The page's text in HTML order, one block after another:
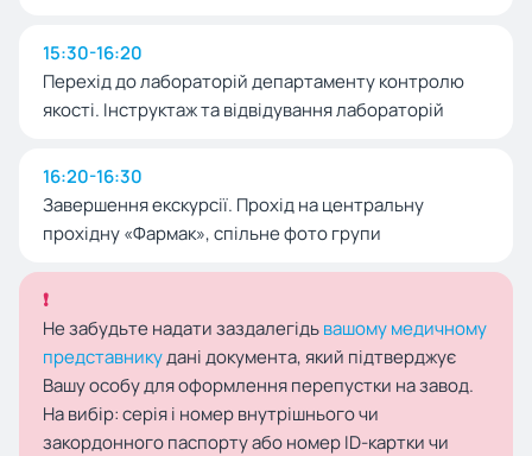
15:30-16:20
Перехід до лабораторій департаменту контролю
якості. Інструктаж та відвідування лабораторій
16:20-16:30
Завершення екскурсії. Прохід на центральну
прохідну «Фармак», спільне фото групи
❗
Не забудьте надати заздалегідьвашому медичному
представникудані документа, який підтверджує
Вашу особу для оформлення перепустки на завод.
На вибір: серія і номер внутрішнього чи
закордонного паспорту або номер ID-картки чи